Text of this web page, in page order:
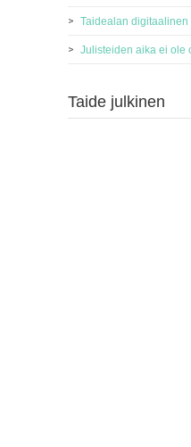
Taidealan digitaalinen
Julisteiden aika ei ole
Taide julkinen